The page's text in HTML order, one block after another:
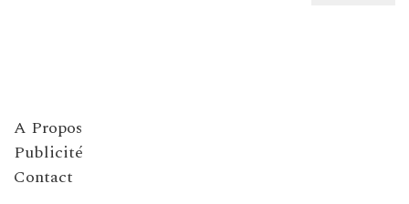
A Propos
Publicité
Contact